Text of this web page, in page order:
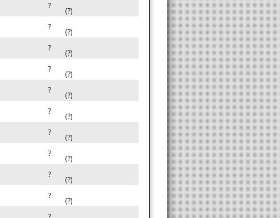
?
(?)
?
(?)
?
(?)
?
(?)
?
(?)
?
(?)
?
(?)
?
(?)
?
(?)
?
(?)